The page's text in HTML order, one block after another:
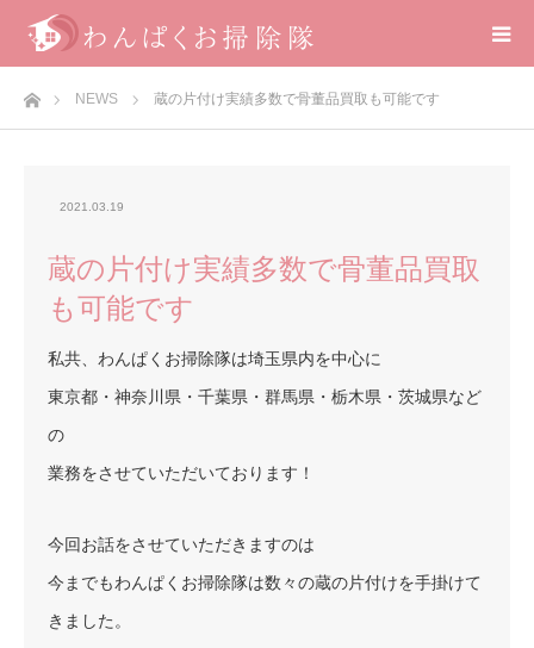
ホームNEWS 蔵の片付け実績多数で骨董品買取も可能です
2021.03.19
蔵の片付け実績多数で骨董品買取
も可能です
私共、わんぱくお掃除隊は埼玉県内を中心に
東京都・神奈川県・千葉県・群馬県・栃木県・茨城県など
の
業務をさせていただいております！
今回お話をさせていただきますのは
今までもわんぱくお掃除隊は数々の蔵の片付けを手掛けて
きました。